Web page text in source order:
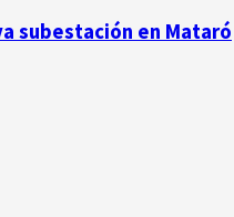
subestación en Mataró